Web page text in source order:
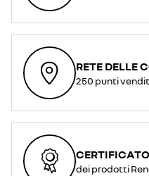
RETE DELLE
250 punti
dei prodotti